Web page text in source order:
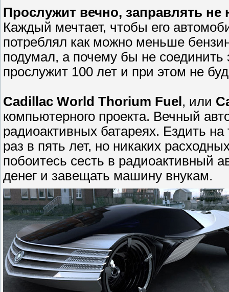
Прослужит вечно, заправлять не
Каждый мечтает, чтобы его
потреблял как можно меньше
подумал, а почему бы не соединить
прослужит 100 лет и при этом не
Cadillac World Thorium Fuel, или
компьютерного проекта. Вечный
радиоактивных батареях. Ездить
раз в пять лет, но никаких
побоитесь сесть в радиоактивный
денег и завещать машину внукам.